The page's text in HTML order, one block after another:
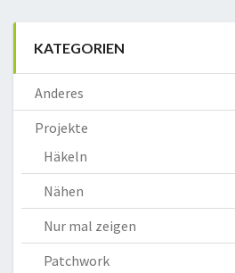
KATEGORIEN
Anderes
Projekte
Häkeln
Nähen
Nur mal zeigen
Patchwork